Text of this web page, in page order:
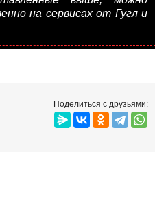
на сервисах от Гугл и
Поделиться с друзьями: